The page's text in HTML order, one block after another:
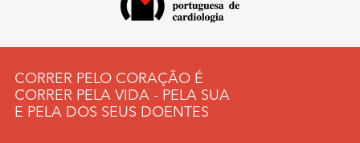
CORRER PELO CORAÇÃO É
CORRER PELA VIDA - PELA SUA
E PELA DOS SEUS DOENTES